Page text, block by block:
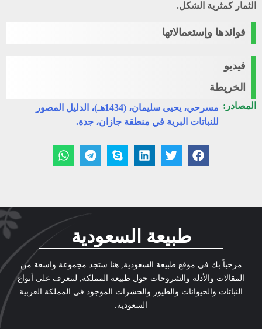
الثمار كمثرية الشكل.
فوائدها وإستعمالاتها
فيديو
الخريطة
المصادر:
مسرحي، يحيى سليمان، (1434هـ)، الدليل المصور
للنباتات البرية في منطقة جازان، جدة.
طبيعة السعودية
مرحباً بك في موقع طبيعة السعودية, هنا ستجد مجموعة واسعة من
المقالات والأدلة والشروحات حول طبيعة المملكة, لتتعرف على أنواع
النباتات والحيوانات والطيور والحشرات الموجود في المملكة العربية
السعودية.